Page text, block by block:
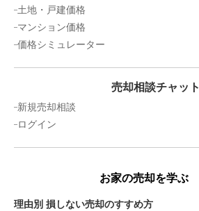
アンピール自由が丘
所在地 福岡県宗像市自由ヶ丘2丁目14-4
売却相場価格：-
アーサー宗像リベックス
売却相場価格：
土地・戸建価格
マンション価格
価格シミュレーター
売却相談チャット
新規売却相談
ログイン
お家の売却を学ぶ
理由別 損しない売却のすすめ方